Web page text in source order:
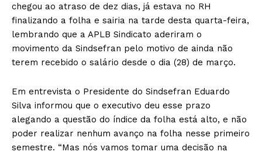
chegou ao atraso de dez dias, já estava no RH
finalizando a folha e sairia na tarde desta quarta-feira,
lembrando que a APLB Sindicato aderiram o
movimento da Sindsefran pelo motivo de ainda não
terem recebido o salário desde o dia (28) de março.
Em entrevista o Presidente do Sindsefran Eduardo
Silva informou que o executivo deu esse prazo
alegando a questão do índice da folha está alto, e não
poder realizar nenhum avanço na folha nesse primeiro
semestre. “Mas nós vamos tomar uma decisão na